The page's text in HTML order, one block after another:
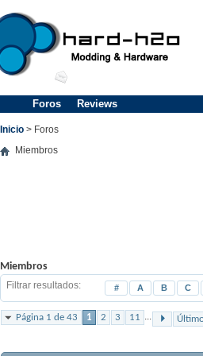
Foros Reviews
Inicio > Foros
Miembros
Miembros
Filtrar resultados # A B C
Página 1 de 43 1 2 3 11 ...